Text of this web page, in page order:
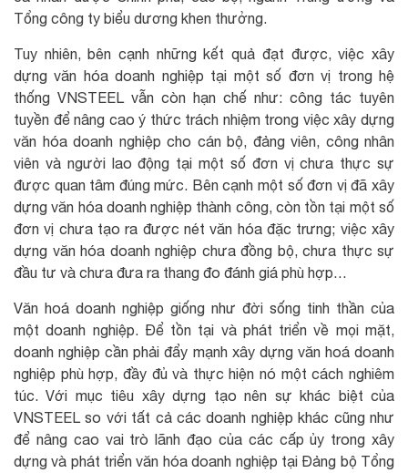
Tổng công ty biểu dương khen thưởng.
Tuy nhiên, bên cạnh những kết quả đạt được, việc xây
dựng văn hóa doanh nghiệp tại một số đơn vị trong hệ
thống VNSTEEL vẫn còn hạn chế như: công tác tuyên
tuyền để nâng cao ý thức trách nhiệm trong việc xây dựng
văn hóa doanh nghiệp cho cán bộ, đảng viên, công nhân
viên và người lao động tại một số đơn vị chưa thực sự
được quan tâm đúng mức. Bên cạnh một số đơn vị đã xây
dựng văn hóa doanh nghiệp thành công, còn tồn tại một số
đơn vị chưa tạo ra được nét văn hóa đặc trưng; việc xây
dựng văn hóa doanh nghiệp chưa đồng bộ, chưa thực sự
đầu tư và chưa đưa ra thang đo đánh giá phù hợp…
Văn hoá doanh nghiệp giống như đời sống tinh thần của
một doanh nghiệp. Để tồn tại và phát triển về mọi mặt,
doanh nghiệp cần phải đẩy mạnh xây dựng văn hoá doanh
nghiệp phù hợp, đầy đủ và thực hiện nó một cách nghiêm
túc. Với mục tiêu xây dựng tạo nên sự khác biệt của
VNSTEEL so với tất cả các doanh nghiệp khác cũng như
để nâng cao vai trò lãnh đạo của các cấp ủy trong xây
dựng và phát triển văn hóa doanh nghiệp tại Đảng bộ Tổng